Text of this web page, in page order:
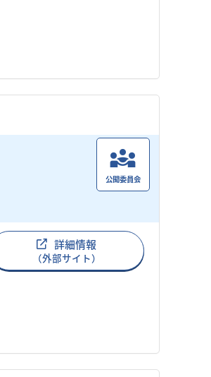
公開委員会
詳細情報
（外部サイト）